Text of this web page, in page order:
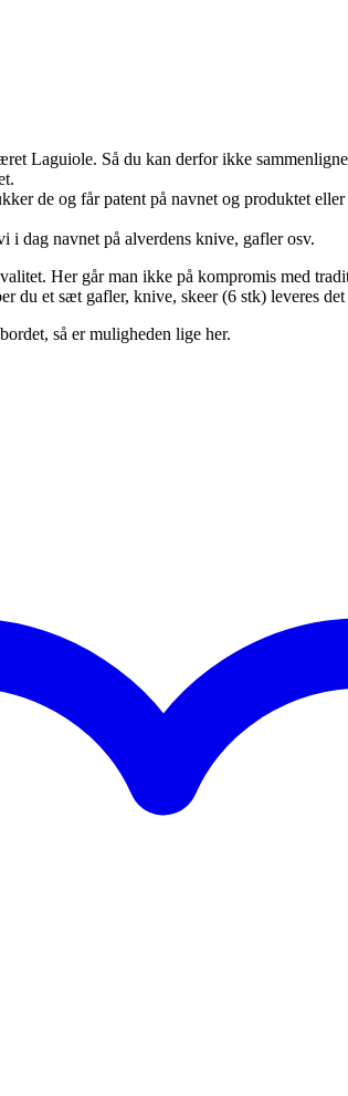
Laguiole. Så du kan derfor ikke
de og får patent på navnet og produktet
i dag navnet på alverdens knive, gafler osv.
Her går man ikke på kompromis med
du et sæt gafler, knive, skeer (6 stk) leveres
så er muligheden lige her.